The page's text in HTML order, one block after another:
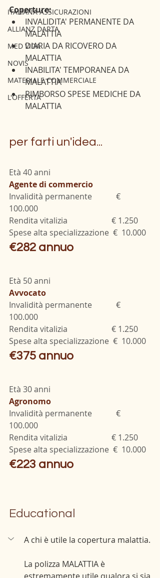
ITALIANA ASSICURAZIONI
ALLIANZ DARTA
MED VIDA
NOVIS
MATERIALE COMMERCIALE
L'OFFERTA
Coperture:
INVALIDITA' PERMANENTE DA
MALATTIA
DIARIA DA RICOVERO DA
MALATTIA
INABILITA' TEMPORANEA DA
MALATTIA
RIMBORSO SPESE MEDICHE DA
MALATTIA
per farti un'idea...
Età 40 anni
Agente di commercio
Invalidità permanente            €
100.000
Rendita vitalizia                      € 1.250
Spese alta specializzazione  €  10.000
€282 annuo
Età 50 anni
Avvocato
Invalidità permanente            €
100.000
Rendita vitalizia                      € 1.250
Spese alta specializzazione  €  10.000
€375 annuo
Età 30 anni
Agronomo
Invalidità permanente            €
100.000
Rendita vitalizia                      € 1.250
Spese alta specializzazione  €  10.000
€223 annuo
Educational
A chi è utile la copertura malattia.
La polizza MALATTIA è
estremamente utile qualora si sia